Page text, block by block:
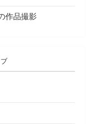
作品撮影